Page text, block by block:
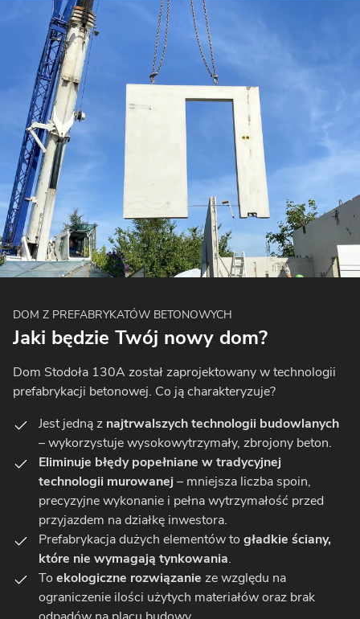
DOM Z PREFABRYKATÓW BETONOWYCH
Jaki będzie Twój nowy dom?
Dom Stodoła 130A został zaprojektowany w technologii
prefabrykacji betonowej. Co ją charakteryzuje?
Jest jedną z najtrwalszych technologii budowlanych
– wykorzystuje wysokowytrzymały, zbrojony beton.
Eliminuje błędy popełniane w tradycyjnej
technologii murowanej – mniejsza liczba spoin,
precyzyjne wykonanie i pełna wytrzymałość przed
przyjazdem na działkę inwestora.
Prefabrykacja dużych elementów to gładkie ściany,
które nie wymagają tynkowania.
To ekologiczne rozwiązanie ze względu na
ograniczenie ilości użytych materiałów oraz brak